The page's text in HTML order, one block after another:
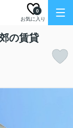
お気に入り
0
の賃貸